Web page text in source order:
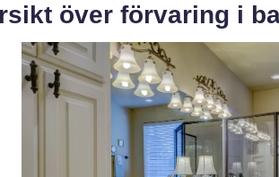
över förvaring i